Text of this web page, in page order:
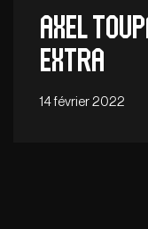
Axel
Extra
14 février 2022